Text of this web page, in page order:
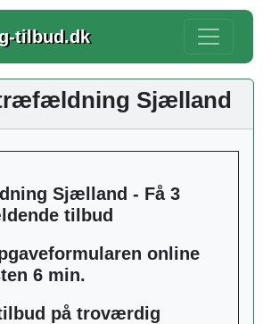
tilbud.dk
Sjælland
Sjælland - Få 3
tilbud
online
6 min.
på troværdig